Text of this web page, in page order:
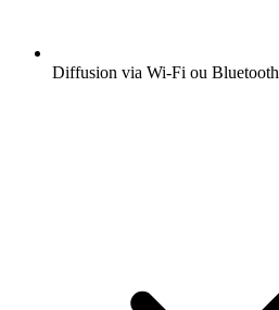
Diffusion via Wi-Fi ou Bluetooth